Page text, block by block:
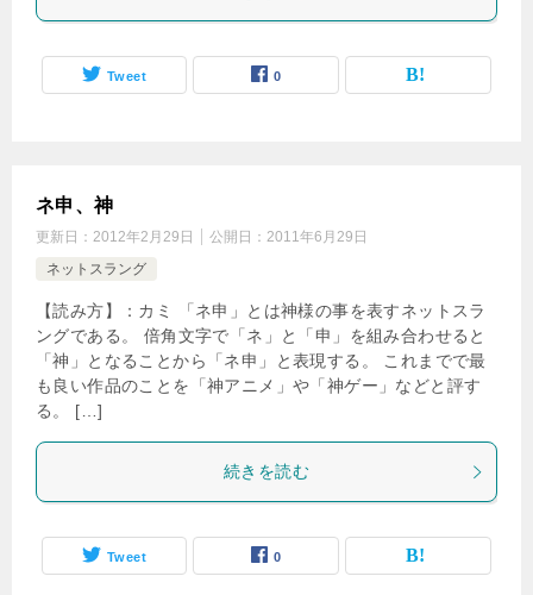
Tweet 0
ネ申、神
更新日： 2012年2月29日 公開日： 2011年6月29日
ネットスラング
【読み方】：カミ 「ネ申」とは神様の事を表すネットスラ
ングである。 倍角文字で「ネ」と「申」を組み合わせると
「神」となることから「ネ申」と表現する。 これまでで最
も良い作品のことを「神アニメ」や「神ゲー」などと評す
る。 […]
続きを読む
Tweet 0